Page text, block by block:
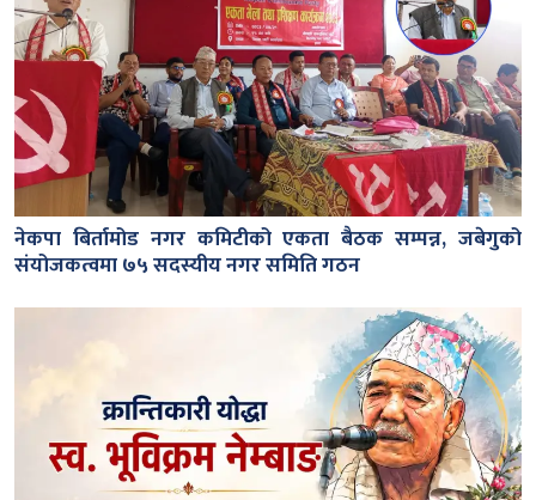
नेकपा बिर्तामोड नगर कमिटीको एकता बैठक सम्पन्न, जबेगुको
संयोजकत्वमा ७५ सदस्यीय नगर समिति गठन